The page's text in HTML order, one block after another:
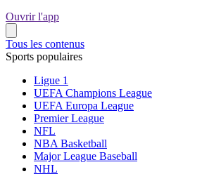
Ouvrir l'app
Tous les contenus
Sports populaires
Ligue 1
UEFA Champions League
UEFA Europa League
Premier League
NFL
NBA Basketball
Major League Baseball
NHL